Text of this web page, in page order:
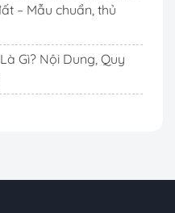
– Mẫu chuẩn, thủ
Gì? Nội Dung, Quy